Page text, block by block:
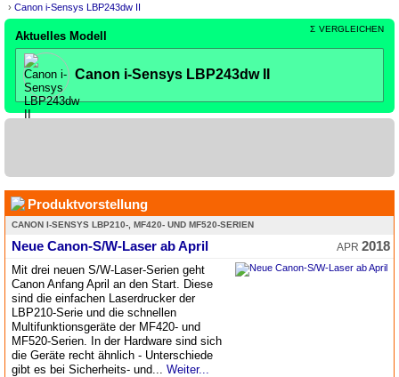
› Canon i-Sensys LBP243dw II
Σ VERGLEICHEN
Aktuelles Modell
Canon i-Sensys LBP243dw II
Produktvorstellung
CANON I-SENSYS LBP210-, MF420- UND MF520-SERIEN
Neue Canon-S/W-Laser ab April APR 2018
Mit drei neuen S/W-Laser-Serien geht
Canon Anfang April an den Start. Diese
sind die einfachen Laserdrucker der
LBP210-Serie und die schnellen
Multifunktionsgeräte der MF420- und
MF520-Serien. In der Hardware sind sich
die Geräte recht ähnlich - Unterschiede
gibt es bei Sicherheits- und... Weiter...